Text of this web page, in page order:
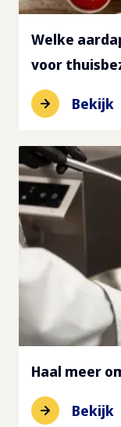
Welke
voor
Bekijk
Haal meer
Bekijk